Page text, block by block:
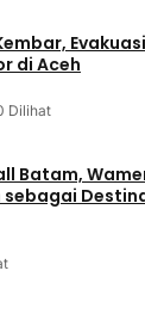
di Aceh
Dilihat
Batam,
sebagai